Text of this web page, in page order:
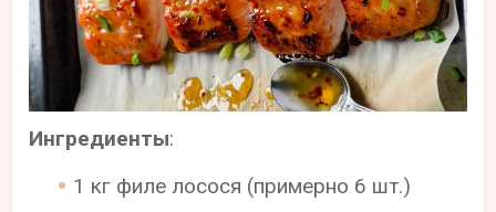
Ингредиенты:
1 кг филе лосося (примерно 6 шт.)